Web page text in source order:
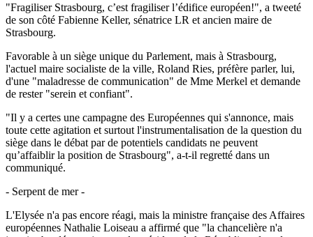
"Fragiliser Strasbourg, c’est fragiliser l’édifice européen!", a tweeté
de son côté Fabienne Keller, sénatrice LR et ancien maire de
Strasbourg.
Favorable à un siège unique du Parlement, mais à Strasbourg,
l'actuel maire socialiste de la ville, Roland Ries, préfère parler, lui,
d'une "maladresse de communication" de Mme Merkel et demande
de rester "serein et confiant".
"Il y a certes une campagne des Européennes qui s'annonce, mais
toute cette agitation et surtout l'instrumentalisation de la question du
siège dans le débat par de potentiels candidats ne peuvent
qu’affaiblir la position de Strasbourg", a-t-il regretté dans un
communiqué.
- Serpent de mer -
L'Elysée n'a pas encore réagi, mais la ministre française des Affaires
européennes Nathalie Loiseau a affirmé que "la chancelière n'a